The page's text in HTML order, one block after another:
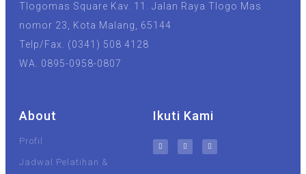
Tlogomas Square Kav. 11. Jalan Raya Tlogo Mas
nomor 23, Kota Malang, 65144
Telp/Fax. (0341) 508 4128
WA. 0895-0958-0807
About
Profil
Jadwal Pelatihan &
Ikuti Kami